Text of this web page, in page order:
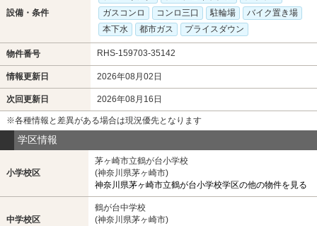
設備・条件
ガスコンロ
コンロ三口 駐輪場
バイク置き場
本下水
都市ガス プライスダウン
物件番号 RHS-159703-35142
情報更新日 2026年08月02日
次回更新日 2026年08月16日
※各種情報と差異がある場合は現況優先となります
学区情報
小学校区
茅ヶ崎市立鶴が台小学校
(神奈川県茅ヶ崎市)
神奈川県茅ヶ崎市立鶴が台小学校学区の他の物件を見る
中学校区
鶴が台中学校
(神奈川県茅ヶ崎市)